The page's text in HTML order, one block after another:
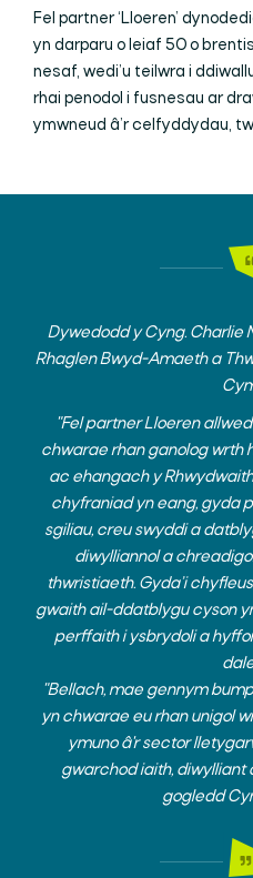
Fel partner ‘Lloeren’
yn darparu o leiaf 50 o
nesaf, wedi’u teilwra i
rhai penodol i fusnesau ar
ymwneud â’r celfyddydau,
Dywedodd y Cyng. Charlie
Rhaglen Bwyd-Amaeth a
"Fel partner Lloeren
chwarae rhan ganolog wrth
ac ehangach y
chyfraniad yn eang, gyda
sgiliau, creu swyddi a
diwylliannol a
thwristiaeth. Gyda’i
gwaith ail-ddatblygu cyson
perffaith i ysbrydoli a
"Bellach, mae gennym
yn chwarae eu rhan unigol
ymuno â'r sector
gwarchod iaith,
gogledd